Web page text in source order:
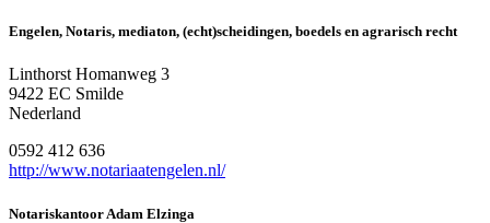
Engelen, Notaris, mediaton, (echt)scheidingen, boedels en agrarisch recht
Linthorst Homanweg 3
9422 EC Smilde
Nederland
0592 412 636
http://www.notariaatengelen.nl/
Notariskantoor Adam Elzinga